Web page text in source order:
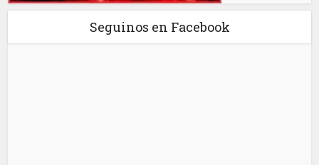
Seguinos en Facebook